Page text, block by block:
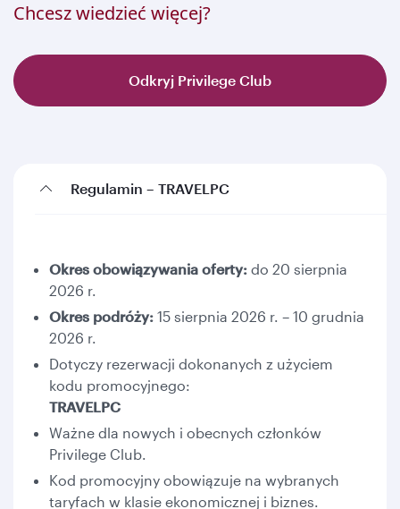
Chcesz wiedzieć więcej?
Odkryj Privilege Club
Regulamin – TRAVELPC
Okres obowiązywania oferty: do 20 sierpnia
2026 r.
Okres podróży: 15 sierpnia 2026 r. – 10 grudnia
2026 r.
Dotyczy rezerwacji dokonanych z użyciem
kodu promocyjnego:
TRAVELPC
Ważne dla nowych i obecnych członków
Privilege Club.
Kod promocyjny obowiązuje na wybranych
taryfach w klasie ekonomicznej i biznes.